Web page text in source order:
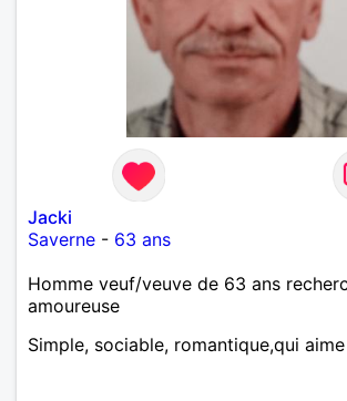
Jacki
Saverne - 63 ans
Homme veuf/veuve de 63 ans
amoureuse
Simple, sociable, romantique,qui